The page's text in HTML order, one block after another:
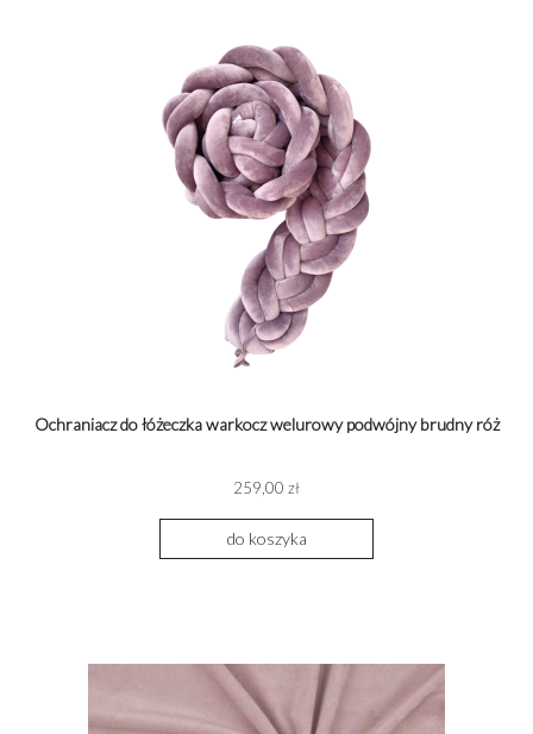
Ochraniacz do łóżeczka warkocz welurowy podwójny brudny róż
259,00 zł
do koszyka